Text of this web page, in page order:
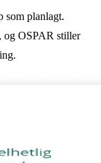
som planlagt.
og OSPAR stiller